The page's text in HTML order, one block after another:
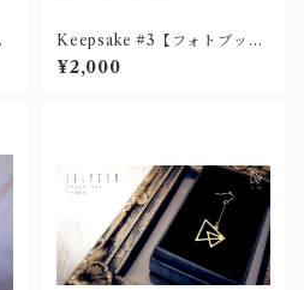
Keepsake #3【フォトブッ
ク】
¥2,000